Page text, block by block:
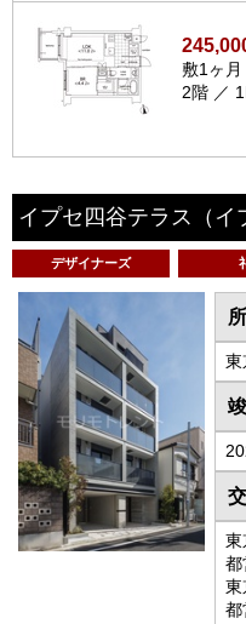
敷1ヶ月
2階 ／
イプセ四谷テラス （
デザイナーズ
東
東
都
東
都